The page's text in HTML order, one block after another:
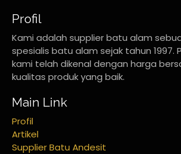
Profil
Kami adalah supplier batu alam
spesialis batu alam sejak tahun 1997.
kami telah dikenal dengan harga
kualitas produk yang baik.
Main Link
Profil
Artikel
Supplier Batu Andesit